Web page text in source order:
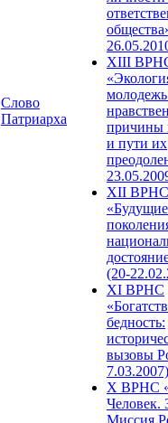
Слово
Патриарха
XIII
причины
и пути их
XII ВРНС
«Будущие
(20-
XI ВРНС
бедность:
вызовы
7.03.2007)
X ВРНС
Человек.
Миссия